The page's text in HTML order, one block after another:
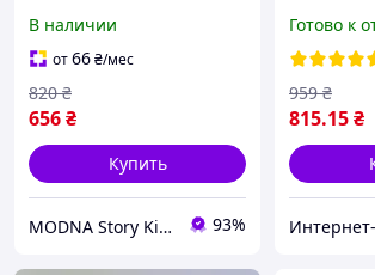
мальчика
В наличии
от66₴/мес
656₴
820 ₴
Купить
MODNA Story Kids. Интернет-магазин модной детской и подростковой одежды и обуви 93%
босоножки
Готово к
815.15₴
959 ₴